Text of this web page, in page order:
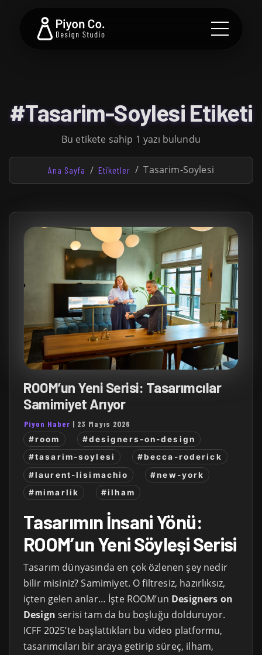
#Tasarim-Soylesi Etiketi
Bu etikete sahip 1 yazı bulundu
Ana Sayfa Etiketler Tasarim-Soylesi
ROOM’un Yeni Serisi: Tasarımcılar
Samimiyet Arıyor
Piyon Haber | 23 Mayıs 2026
#room
#designers-on-design
#tasarim-soylesi
#becca-roderick
#laurent-lisimachio
#new-york
#mimarlik
#ilham
Tasarımın İnsani Yönü:
ROOM’un Yeni Söyleşi Serisi
Tasarım dünyasında en çok özlenen şey nedir
bilir misiniz? Samimiyet. O filtresiz, hazırlıksız,
içten gelen anlar… İşte ROOM’un Designers on
Design serisi tam da bu boşluğu dolduruyor.
ICFF 2025’te başlattıkları bu video platformu,
tasarımcıları bir araya getirip süreç, ilham,